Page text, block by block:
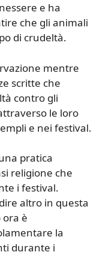
e ha
che gli animali
di crudeltà.
mentre
scritte che
contro gli
le loro
e nei festival.
pratica
religione che
i festival.
altro in questa
è
la
durante i